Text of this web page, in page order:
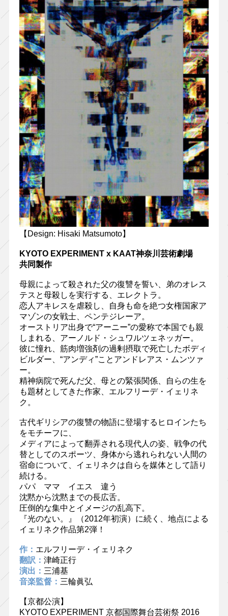
【Design: Hisaki Matsumoto】
KYOTO EXPERIMENT x KAAT神奈川芸術劇場
共同製作
母親によって殺された父の復讐を誓い、弟のオレス
テスと母殺しを実行する、エレクトラ。
恋人アキレスを虐殺し、自身も命を絶つ女権国家ア
マゾンの女戦士、ペンテジレーア。
オーストリア出身で“アーニー”の愛称で本国でも親
しまれる、アーノルド・シュワルツェネッガー。
彼に憧れ、筋肉増強剤の過剰摂取で死亡したボディ
ビルダー、“アンディ”ことアンドレアス・ムンツァ
ー。
精神病院で死んだ父、母との緊張関係、自らの生を
も題材としてきた作家、エルフリーデ・イェリネ
ク。
古代ギリシアの復讐の物語に登場するヒロインたち
をモチーフに、
メディアによって翻弄される現代人の姿、戦争の代
替としてのスポーツ、身体から逃れられない人間の
宿命について、イェリネクは自らを媒体として語り
続ける。
パパ ママ イエス 違う
沈黙から沈黙までの長広舌。
圧倒的な集中とイメージの乱高下。
『光のない。』（2012年初演）に続く、地点による
イェリネク作品第2弾！
作： エルフリーデ・イェリネク
翻訳： 津崎正行
演出： 三浦基
音楽監督： 三輪眞弘
【京都公演】
KYOTO EXPERIMENT 京都国際舞台芸術祭 2016